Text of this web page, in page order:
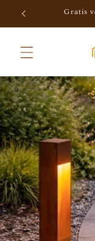
naar de
content